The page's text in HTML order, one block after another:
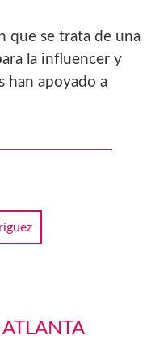
que se trata de una
la influencer y
han apoyado a